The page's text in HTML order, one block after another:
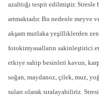
azalttığı tespit edilmiştir.
artmaktadır. Bu nedenle meyve
akşam mutlaka yeşilliklerden
fotokimyasalların sakinleştirici
etkiye sahip besinleri kavun,
soğan, maydanoz, çilek, muz,
suları olarak sıralayabiliriz.